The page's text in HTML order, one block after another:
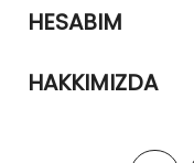
HESABIM
HAKKIMIZDA